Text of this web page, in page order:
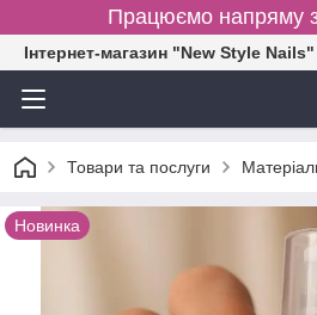
Працюємо напряму
Інтернет-магазин "New Style Nails"
Товари та послуги
Новинка